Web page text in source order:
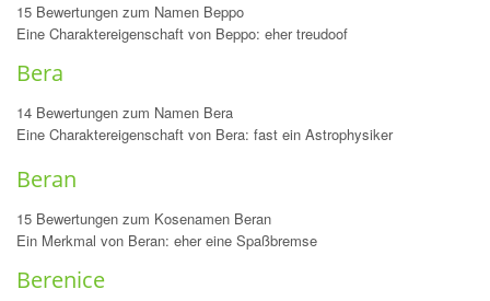
15 Bewertungen zum Namen Beppo
Eine Charaktereigenschaft von Beppo: eher treudoof
Bera
14 Bewertungen zum Namen Bera
Eine Charaktereigenschaft von Bera: fast ein Astrophysiker
Beran
15 Bewertungen zum Kosenamen Beran
Ein Merkmal von Beran: eher eine Spaßbremse
Berenice